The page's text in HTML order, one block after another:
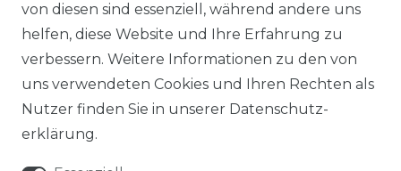
von diesen sind essenziell, während andere uns
helfen, diese Website und Ihre Erfahrung zu
verbessern. Weitere Informationen zu den von
uns verwendeten Cookies und Ihren Rechten als
Nutzer finden Sie in unserer Daten­schutz­
erklärung.